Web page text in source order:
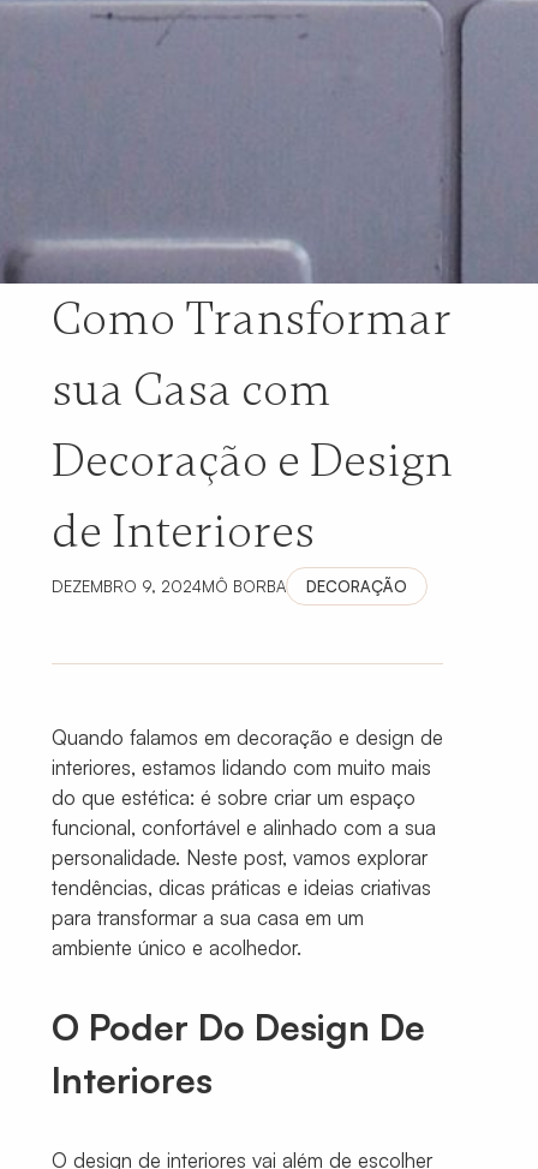
Como Transformar
sua Casa com
Decoração e Design
de Interiores
DEZEMBRO 9, 2024MÔ BORBA DECORAÇÃO
Quando falamos em decoração e design de
interiores, estamos lidando com muito mais
do que estética: é sobre criar um espaço
funcional, confortável e alinhado com a sua
personalidade. Neste post, vamos explorar
tendências, dicas práticas e ideias criativas
para transformar a sua casa em um
ambiente único e acolhedor.
O Poder Do Design De
Interiores
O design de interiores vai além de escolher